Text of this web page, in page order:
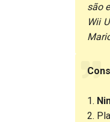
são
Wii
1.
2.